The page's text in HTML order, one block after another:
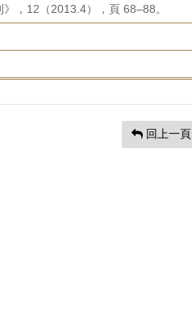
，12（2013.4），頁 68–88。
回上一頁